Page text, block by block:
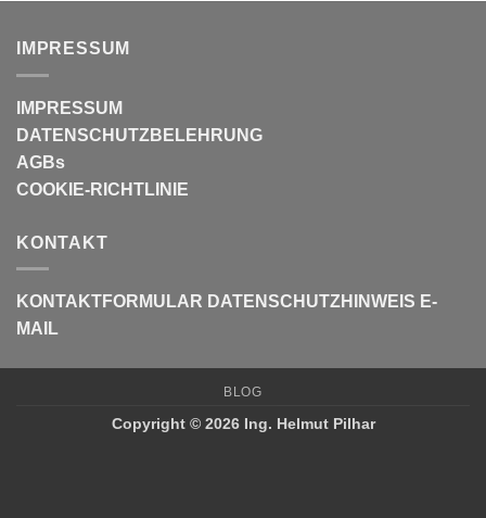
IMPRESSUM
IMPRESSUM
DATENSCHUTZBELEHRUNG
AGBs
COOKIE-RICHTLINIE
KONTAKT
KONTAKTFORMULAR DATENSCHUTZHINWEIS E-
MAIL
BLOG
Copyright © 2026 Ing. Helmut Pilhar